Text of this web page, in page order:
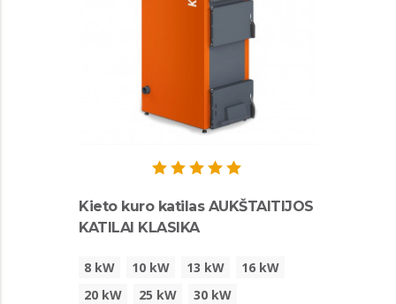
Kieto kuro katilas AUKŠTAITIJOS
KATILAI KLASIKA
8 kW 10 kW 13 kW
16 kW
20 kW
25 kW 30 kW